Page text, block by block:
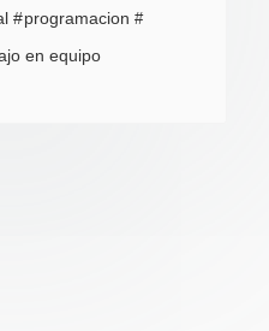
programacion
en equipo